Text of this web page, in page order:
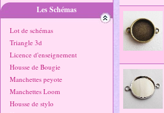
Les Schémas
Lot de schémas
Triangle 3d
Licence d'enseignement
Housse de Bougie
Manchettes peyote
Manchettes Loom
Housse de stylo